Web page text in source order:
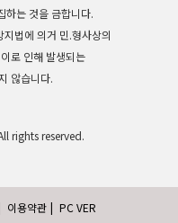
하는 것을 금합니다.
법에 의거 민.형사상의
로 인해 발생되는
않습니다.
rights reserved.
이용약관 | PC VER